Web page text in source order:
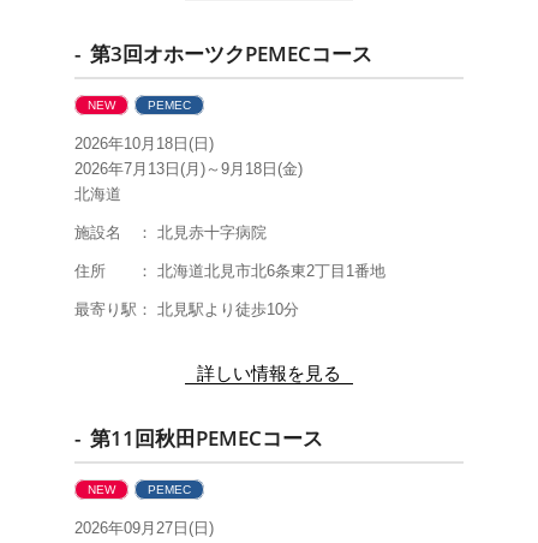
- 第3回オホーツクPEMECコース
NEW PEMEC
2026年10月18日(日)
2026年7月13日(月)～9月18日(金)
北海道
施設名 ： 北見赤十字病院
住所 ： 北海道北見市北6条東2丁目1番地
最寄り駅： 北見駅より徒歩10分
詳しい情報を見る
- 第11回秋田PEMECコース
NEW PEMEC
2026年09月27日(日)